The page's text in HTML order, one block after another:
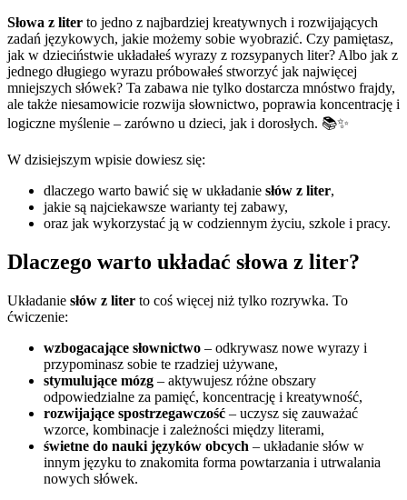
Słowa z liter to jedno z najbardziej kreatywnych i rozwijających
zadań językowych, jakie możemy sobie wyobrazić. Czy pamiętasz,
jak w dzieciństwie układałeś wyrazy z rozsypanych liter? Albo jak z
jednego długiego wyrazu próbowałeś stworzyć jak najwięcej
mniejszych słówek? Ta zabawa nie tylko dostarcza mnóstwo frajdy,
ale także niesamowicie rozwija słownictwo, poprawia koncentrację i
logiczne myślenie – zarówno u dzieci, jak i dorosłych. 📚✨
W dzisiejszym wpisie dowiesz się:
dlaczego warto bawić się w układanie słów z liter,
jakie są najciekawsze warianty tej zabawy,
oraz jak wykorzystać ją w codziennym życiu, szkole i pracy.
Dlaczego warto układać słowa z liter?
Układanie słów z liter to coś więcej niż tylko rozrywka. To
ćwiczenie:
wzbogacające słownictwo – odkrywasz nowe wyrazy i
przypominasz sobie te rzadziej używane,
stymulujące mózg – aktywujesz różne obszary
odpowiedzialne za pamięć, koncentrację i kreatywność,
rozwijające spostrzegawczość – uczysz się zauważać
wzorce, kombinacje i zależności między literami,
świetne do nauki języków obcych – układanie słów w
innym języku to znakomita forma powtarzania i utrwalania
nowych słówek.